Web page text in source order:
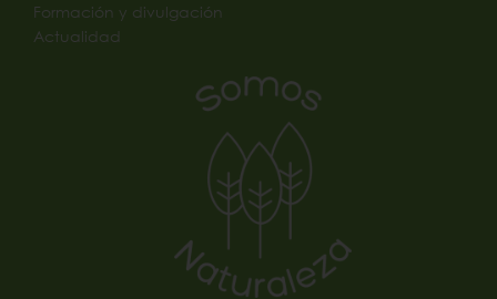
Formación y divulgación
Actualidad